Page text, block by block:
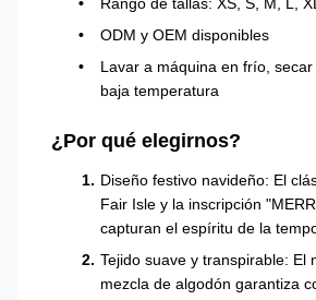
ODM y OEM disponibles
Lavar a máquina en frío,
baja temperatura
¿Por qué elegirnos?
Diseño festivo navideño: El
Fair Isle y la inscripción
capturan el espíritu de la
Tejido suave y transpirable: El
mezcla de algodón garantiza